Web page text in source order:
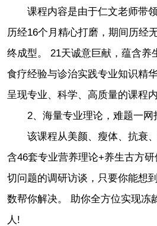
课程内容是由于仁文老师带领
历经16个月精心打磨，期间历经
终成型。 21天诚意巨献，蕴含养
食疗经验与诊治实践专业知识精
呈现专业、科学、高质量的课程内
2、海量专业理论，难题一网
该课程从美颜、瘦体、抗衰、
含46套专业营养理论+养生古方
切问题的调研访谈，只要你能想
数帮你解决。 助你全方位实现冻
人!